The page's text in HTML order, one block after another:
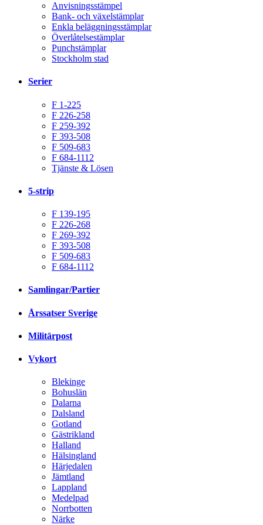
Anvisningsstämpel
Bank- och växelstämplar
Enkla beläggningsstämplar
Överlåtelsestämplar
Punchstämplar
Stockholm stad
Serier
F 1-225
F 226-258
F 259-392
F 393-508
F 509-683
F 684-1112
Tjänste & Lösen
5-strip
F 139-195
F 226-268
F 269-392
F 393-508
F 509-683
F 684-1112
Samlingar/Partier
Årssatser Sverige
Militärpost
Vykort
Blekinge
Bohuslän
Dalarna
Dalsland
Gotland
Gästrikland
Halland
Hälsingland
Härjedalen
Jämtland
Lappland
Medelpad
Norrbotten
Närke